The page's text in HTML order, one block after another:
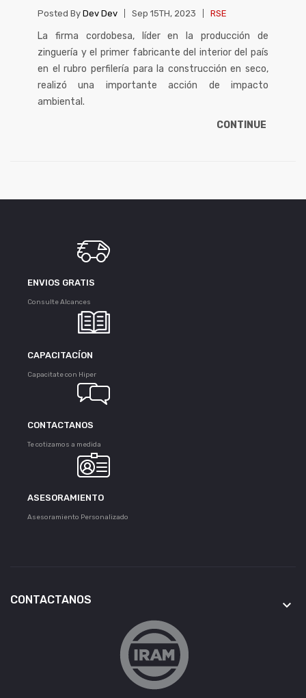
Posted By Dev Dev Sep 15TH, 2023 RSE
La firma cordobesa, líder en la producción de
zinguería y el primer fabricante del interior del país
en el rubro perfilería para la construcción en seco,
realizó una importante acción de impacto
ambiental.
CONTINUE
ENVIOS GRATIS
Consulte Alcances
CAPACITACÍON
Capacitate con Hiper
CONTACTANOS
Te cotizamos a medida
ASESORAMIENTO
Asesoramiento Personalizado
CONTACTANOS keyboard_arrow_down